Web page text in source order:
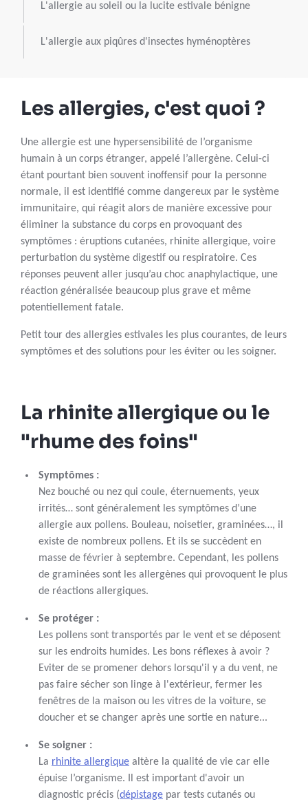
L'allergie au soleil ou la lucite estivale bénigne
L'allergie aux piqûres d'insectes hyménoptères
Les allergies, c'est quoi ?
Une allergie est une hypersensibilité de l’organisme
humain à un corps étranger, appelé l’allergène. Celui-ci
étant pourtant bien souvent inoffensif pour la personne
normale, il est identifié comme dangereux par le système
immunitaire, qui réagit alors de manière excessive pour
éliminer la substance du corps en provoquant des
symptômes : éruptions cutanées, rhinite allergique, voire
perturbation du système digestif ou respiratoire. Ces
réponses peuvent aller jusqu’au choc anaphylactique, une
réaction généralisée beaucoup plus grave et même
potentiellement fatale.
Petit tour des allergies estivales les plus courantes, de leurs
symptômes et des solutions pour les éviter ou les soigner.
La rhinite allergique ou le
"rhume des foins"
Symptômes :
Nez bouché ou nez qui coule, éternuements, yeux
irrités… sont généralement les symptômes d’une
allergie aux pollens. Bouleau, noisetier, graminées…, il
existe de nombreux pollens. Et ils se succèdent en
masse de février à septembre. Cependant, les pollens
de graminées sont les allergènes qui provoquent le plus
de réactions allergiques.
Se protéger :
Les pollens sont transportés par le vent et se déposent
sur les endroits humides. Les bons réflexes à avoir ?
Eviter de se promener dehors lorsqu'il y a du vent, ne
pas faire sécher son linge à l'extérieur, fermer les
fenêtres de la maison ou les vitres de la voiture, se
doucher et se changer après une sortie en nature...
Se soigner :
La rhinite allergique altère la qualité de vie car elle
épuise l’organisme. Il est important d'avoir un
diagnostic précis (dépistage par tests cutanés ou